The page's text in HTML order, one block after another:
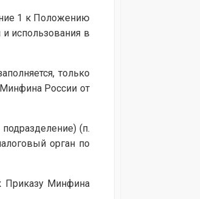
1 к Положению
использования в
только
России от
(п.
орган по
Приказу Минфина